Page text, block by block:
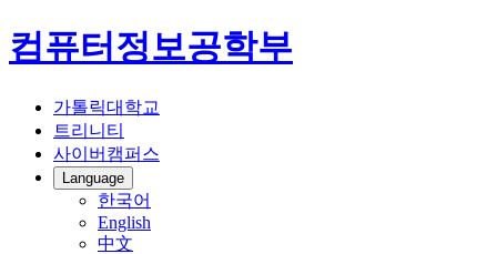
컴퓨터정보공학부
가톨릭대학교
트리니티
사이버캠퍼스
Language
한국어
English
中文